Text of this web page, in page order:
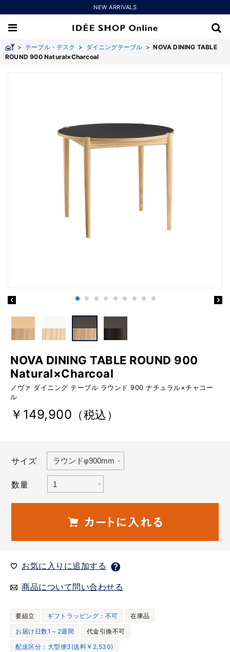
NEW ARRIVALS
> テーブル・デスク > ダイニングテーブル >NOVA DINING TABLE
ROUND 900 Natural×Charcoal
NOVA DINING TABLE ROUND 900
Natural×Charcoal
ノヴァ ダイニング テーブル ラウンド 900 ナチュラル×チャコー
ル
￥149,900 （税込）
サイズ
数量
お気に入りに追加する
商品について問い合わせる
要組立 ギフトラッピング：不可
在庫品
お届け日数1～2週間
代金引換不可
配送区分：大型便3(送料￥2,530)